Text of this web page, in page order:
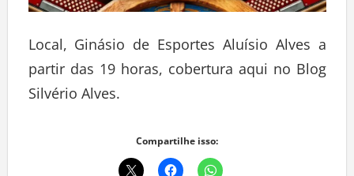
Local, Ginásio de Esportes Aluísio Alves a
partir das 19 horas, cobertura aqui no Blog
Silvério Alves.
Compartilhe isso: